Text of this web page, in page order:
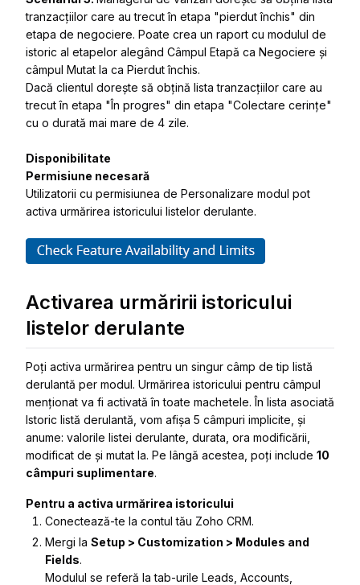
tranzacțiilor care au trecut în etapa "pierdut închis" din
etapa de negociere. Poate crea un raport cu modulul de
istoric al etapelor alegând Câmpul Etapă ca Negociere și
câmpul Mutat la ca Pierdut închis.
Dacă clientul dorește să obțină lista tranzacțiilor care au
trecut în etapa "În progres" din etapa "Colectare cerințe"
cu o durată mai mare de 4 zile.
Disponibilitate
Permisiune necesară
Utilizatorii cu permisiunea de Personalizare modul pot
activa urmărirea istoricului listelor derulante.
Activarea urmăririi istoricului
listelor derulante
Poți activa urmărirea pentru un singur câmp de tip listă
derulantă per modul. Urmărirea istoricului pentru câmpul
menționat va fi activată în toate machetele. În lista asociată
Istoric listă derulantă, vom afișa 5 câmpuri implicite, și
anume: valorile listei derulante, durata, ora modificării,
modificat de și mutat la. Pe lângă acestea, poți include 10
câmpuri suplimentare.
Pentru a activa urmărirea istoricului
Conectează-te la contul tău Zoho CRM.
Mergi la Setup > Customization > Modules and
Fields.
Modulul se referă la tab-urile Leads, Accounts,